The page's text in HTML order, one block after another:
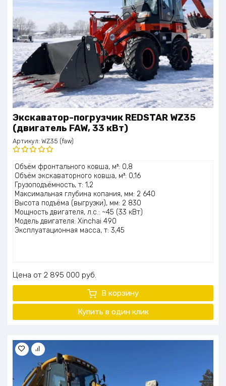
Экскаватор-погрузчик REDSTAR WZ35
(двигатель FAW, 33 кВт)
Артикул: WZ35 (faw)
Оценка
5.00из 5
Объём фронтального ковша, м³: 0,8
Объём экскаваторного ковша, м³: 0,16
Грузоподъёмность, т: 1,2
Максимальная глубина копания, мм: 2 640
Высота подъёма (выгрузки), мм: 2 830
Мощность двигателя, л.с.: ~45 (33 кВт)
Модель двигателя: Xinchai 490
Эксплуатационная масса, т: 3,45
Цена 2 895 000 руб.
В корзину
Купить в один клик